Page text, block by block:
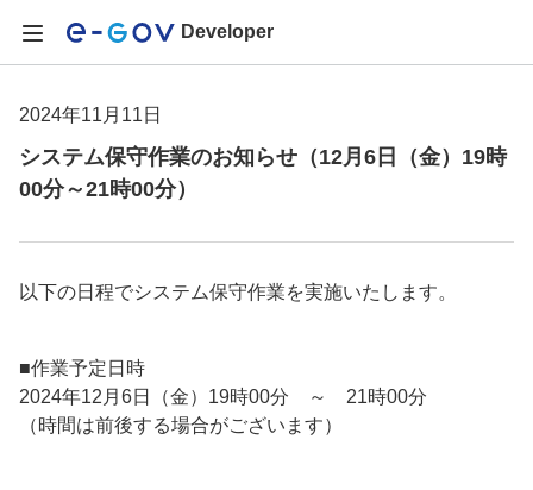
Developer
2024年11月11日
システム保守作業のお知らせ（12月6日（金）19時
00分～21時00分）
以下の日程でシステム保守作業を実施いたします。
■作業予定日時
2024年12月6日（金）19時00分 ～ 21時00分
（時間は前後する場合がございます）